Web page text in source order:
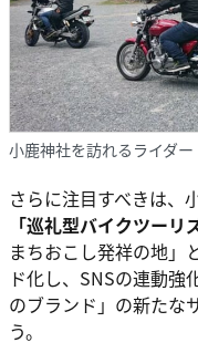
小鹿神社を訪れるライダー
さらに注目すべきは、
「巡礼型バイクツーリ
まちおこし発祥の地」
ド化し、SNSの連動強
のブランド」の新たな
う。